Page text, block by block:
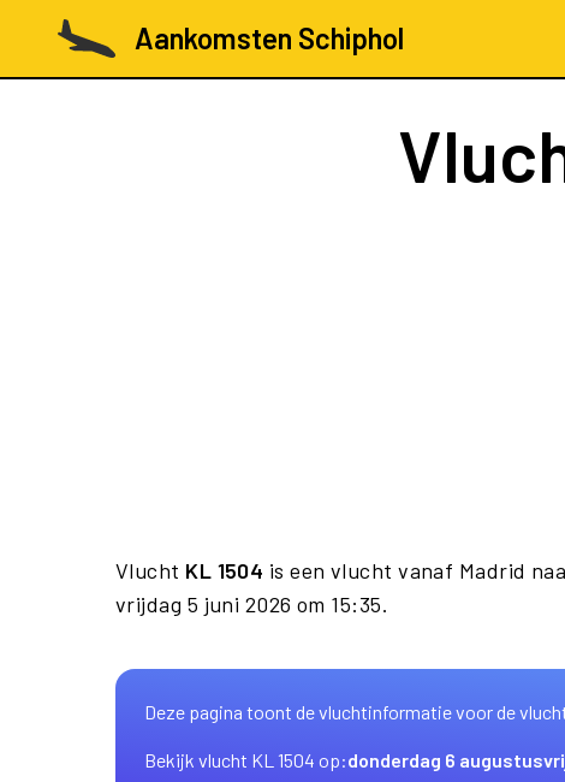
Aankomsten Schiphol
Vlucht KL 1504 is een vlucht vanaf Madrid
vrijdag 5 juni 2026 om 15:35.
Deze pagina toont de vluchtinformatie voor de
Bekijk vlucht KL 1504 op:donderdag 6 augustus